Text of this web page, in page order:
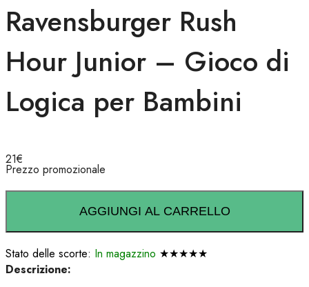
Ravensburger Rush
Hour Junior – Gioco di
Logica per Bambini
21€
Prezzo promozionale
AGGIUNGI AL CARRELLO
Stato delle scorte: In magazzino ★★★★★
Descrizione: